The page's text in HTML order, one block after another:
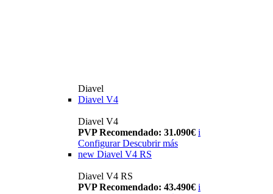
Diavel
Diavel V4
Diavel V4
PVP Recomendado: 31.090€ i
Configurar Descubrir más
new Diavel V4 RS
Diavel V4 RS
PVP Recomendado: 43.490€ i